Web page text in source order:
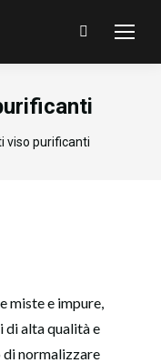
Search:
viso purificanti
miste e impure,
alta qualità e
di normalizzare